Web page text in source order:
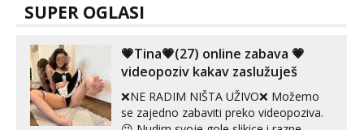
SUPER OGLASI
💗Tina💗(27) online zabava 💗
videopoziv kakav zaslužuješ
❌NE RADIM NIŠTA UŽIVO❌ Možemo
se zajedno zabaviti preko videopoziva.